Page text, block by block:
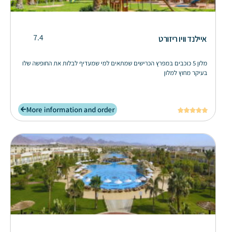
איילנד וויו ריזורט 7.4
מלון 5 כוכבים במפרץ הכרישים שמתאים למי שמעדיף לבלות את החופשה שלו
בעיקר מחוץ למלון





More information and order